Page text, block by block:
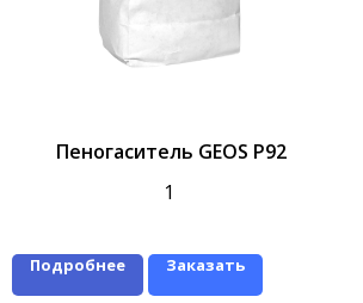
Пеногаситель GEOS P92
1
Подробнее Заказать